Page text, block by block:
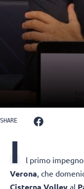
SHARE
I l primo
Verona, che
Cisterna Volley al